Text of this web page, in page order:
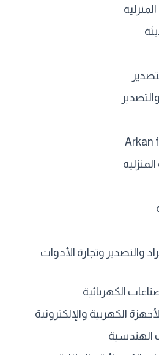
Arkan
والتصدير وتجارة الأدوات
الكهربائية
الكهربية والإلكترونية
الهندسية